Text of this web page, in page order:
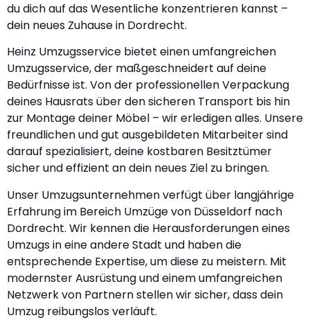
du dich auf das Wesentliche konzentrieren kannst –
dein neues Zuhause in Dordrecht.
Heinz Umzugsservice bietet einen umfangreichen
Umzugsservice, der maßgeschneidert auf deine
Bedürfnisse ist. Von der professionellen Verpackung
deines Hausrats über den sicheren Transport bis hin
zur Montage deiner Möbel – wir erledigen alles. Unsere
freundlichen und gut ausgebildeten Mitarbeiter sind
darauf spezialisiert, deine kostbaren Besitztümer
sicher und effizient an dein neues Ziel zu bringen.
Unser Umzugsunternehmen verfügt über langjährige
Erfahrung im Bereich Umzüge von Düsseldorf nach
Dordrecht. Wir kennen die Herausforderungen eines
Umzugs in eine andere Stadt und haben die
entsprechende Expertise, um diese zu meistern. Mit
modernster Ausrüstung und einem umfangreichen
Netzwerk von Partnern stellen wir sicher, dass dein
Umzug reibungslos verläuft.